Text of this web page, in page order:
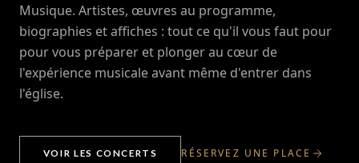
Musique. Artistes, œuvres au programme,
biographies et affiches : tout ce qu'il vous faut pour
pour vous préparer et plonger au cœur de
l'expérience musicale avant même d'entrer dans
l'église.
VOIR LES CONCERTS RÉSERVEZ UNE PLACE